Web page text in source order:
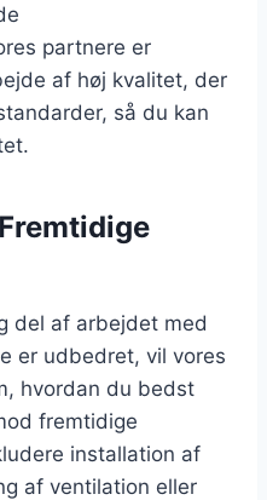
partnere er
af høj kvalitet, der
så du kan
del af arbejdet med
er udbedret, vil vores
hvordan du bedst
fremtidige
installation af
af ventilation eller